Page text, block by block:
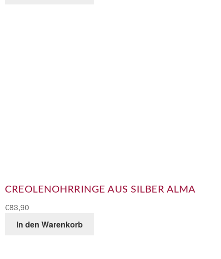
CREOLENOHRRINGE AUS SILBER ALMA
€83,90
In den Warenkorb